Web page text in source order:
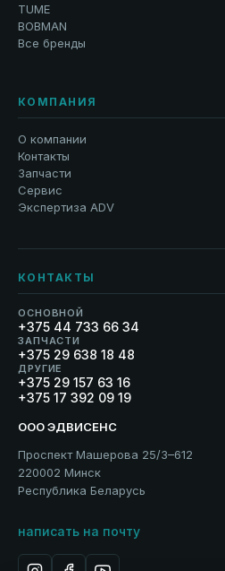
TUME
BOBMAN
Все бренды
КОМПАНИЯ
О компании
Контакты
Запчасти
Сервис
Экспертиза ADV
КОНТАКТЫ
ОСНОВНОЙ
+375 44 733 66 34
ЗАПЧАСТИ
+375 29 638 18 48
ДРУГИЕ
+375 29 157 63 16
+375 17 392 09 19
ООО ЭДВИСЕНС
Проспект Машерова 25/3–612
220002 Минск
Республика Беларусь
написать на почту